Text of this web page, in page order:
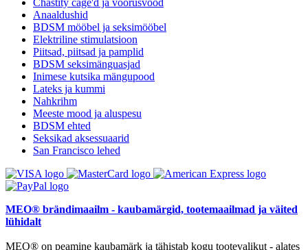
Chastity cage'd ja voorusvööd
Anaaldushid
BDSM mööbel ja seksimööbel
Elektriline stimulatsioon
Piitsad, piitsad ja pamplid
BDSM seksimänguasjad
Inimese kutsika mängupood
Lateks ja kummi
Nahkrihm
Meeste mood ja aluspesu
BDSM ehted
Seksikad aksessuaarid
San Francisco lehed
MEO® brändimaailm - kaubamärgid, tootemaailmad ja väited
lühidalt
MEO® on peamine kaubamärk ja tähistab kogu tootevalikut - alates